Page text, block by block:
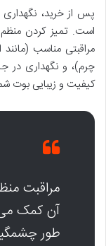
پس از خرید،
است. تمیز کردن
مراقبتی مناسب
چرم)، و نگهداری
کیفیت و زیبایی بوت
مراقبت
آن کمک
طور